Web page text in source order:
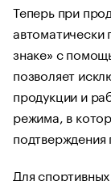
Теперь при
автоматически
знаке» с
позволяет
продукции и
режима, в
Для